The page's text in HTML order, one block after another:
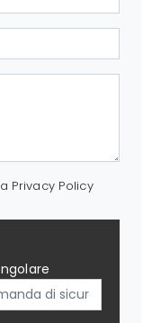
Privacy Policy